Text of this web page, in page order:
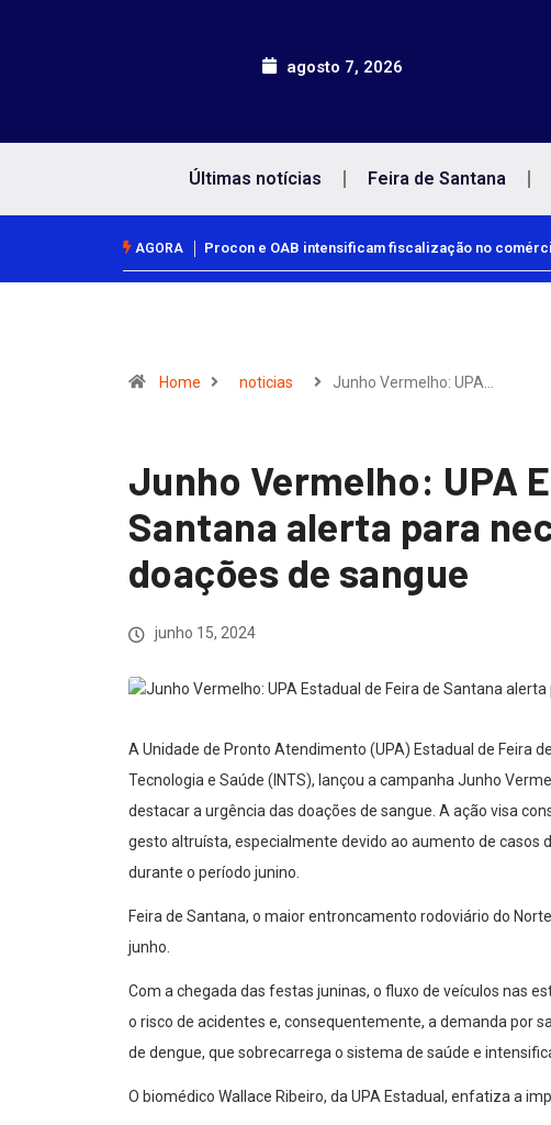
agosto 7, 2026
Últimas notícias Feira de Santana
AGORA Procon e OAB intensificam fiscalização no
Home noticias Junho Vermelho: UPA…
Junho Vermelho: UPA
Santana alerta para
doações de sangue
junho 15, 2024
A Unidade de Pronto Atendimento (UPA) Estadual de Feira
Tecnologia e Saúde (INTS), lançou a campanha Junho
destacar a urgência das doações de sangue. A ação visa
gesto altruísta, especialmente devido ao aumento de casos
durante o período junino.
Feira de Santana, o maior entroncamento rodoviário do
junho.
Com a chegada das festas juninas, o fluxo de veículos nas
o risco de acidentes e, consequentemente, a demanda por
de dengue, que sobrecarrega o sistema de saúde e
O biomédico Wallace Ribeiro, da UPA Estadual, enfatiza a